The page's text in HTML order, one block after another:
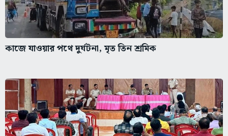
কাজে যাওয়ার পথে দুর্ঘটনা, মৃত তিন শ্রমিক